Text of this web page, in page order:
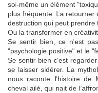
soi-même un élément
plus fréquente. La retourner
destruction qui peut
Ou la transformer en
Se sentir bien, ce n'est
"psychologie positive" et le
Se sentir bien c'est
se laisser sidérer. La
nous raconte l'histoire de
cheval ailé, qui nait de